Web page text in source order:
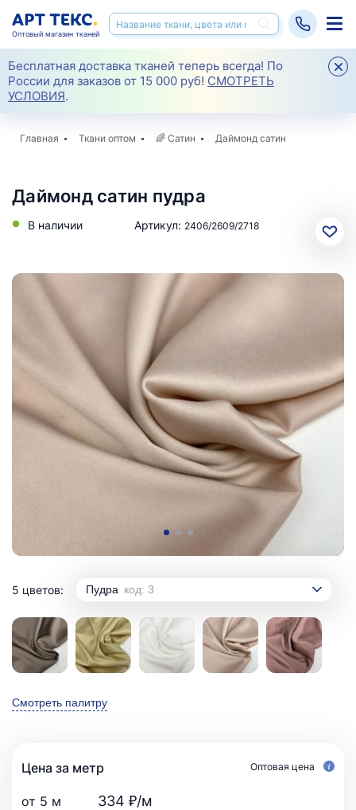
Бесплатная доставка тканей теперь всегда! По
России для заказов от 15 000 руб! СМОТРЕТЬ
УСЛОВИЯ.
Оптовый магазин тканей
Главная Ткани оптом 🌈 Сатин Даймонд сатин
Даймонд сатин пудра
В наличии Артикул: 2406/2609/2718
5 цветов: Пудра код: 3
Смотреть палитру
Цена за метр Оптовая цена
от 5 м 334 ₽/м